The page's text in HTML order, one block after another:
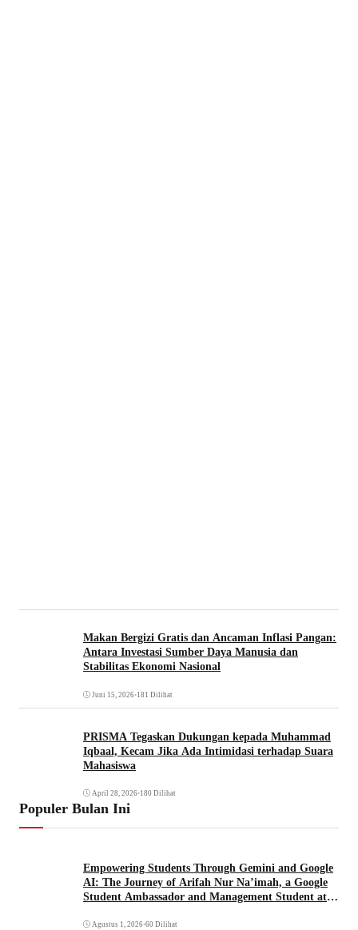
Makan Bergizi Gratis dan Ancaman Inflasi Pangan:
Antara Investasi Sumber Daya Manusia dan
Stabilitas Ekonomi Nasional
Juni 15, 2026•181 Dilihat
PRISMA Tegaskan Dukungan kepada Muhammad
Iqbaal, Kecam Jika Ada Intimidasi terhadap Suara
Mahasiswa
April 28, 2026•180 Dilihat
Populer Bulan Ini
Empowering Students Through Gemini and Google
AI: The Journey of Arifah Nur Na’imah, a Google
Student Ambassador and Management Student at
Agustus 1, 2026•60 Dilihat